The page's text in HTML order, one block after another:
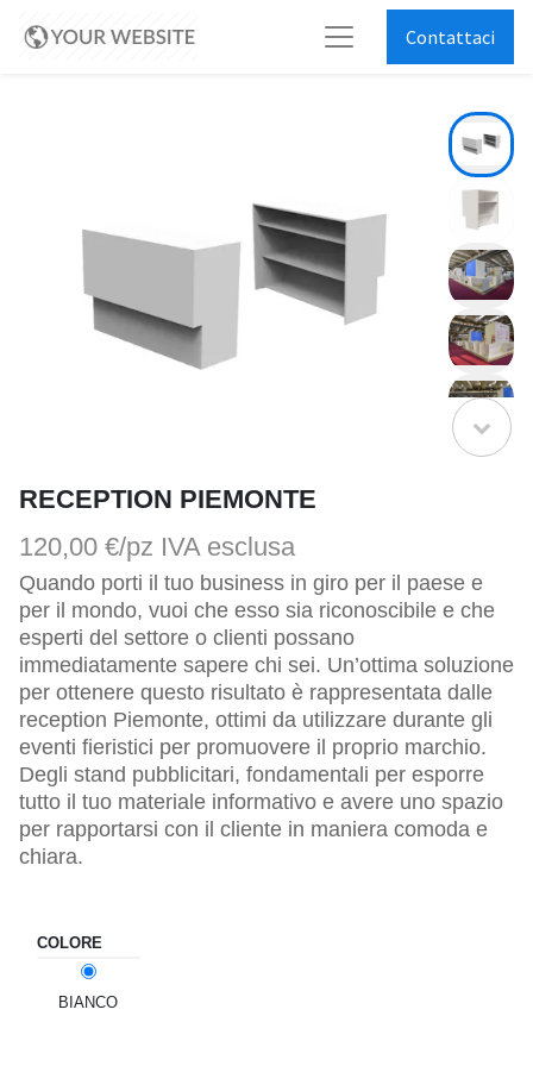
Contattaci
RECEPTION PIEMONTE
120,00 €/pz IVA esclusa
Quando porti il tuo business in giro per il paese e
per il mondo, vuoi che esso sia riconoscibile e che
esperti del settore o clienti possano
immediatamente sapere chi sei. Un’ottima soluzione
per ottenere questo risultato è rappresentata dalle
reception Piemonte, ottimi da utilizzare durante gli
eventi fieristici per promuovere il proprio marchio.
Degli stand pubblicitari, fondamentali per esporre
tutto il tuo materiale informativo e avere uno spazio
per rapportarsi con il cliente in maniera comoda e
chiara.
COLORE
BIANCO